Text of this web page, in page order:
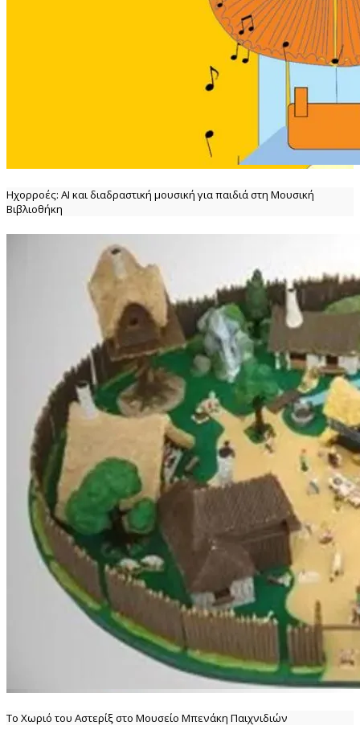
Ηχορροές: ΑΙ και διαδραστική μουσική για παιδιά στη Μουσική
Βιβλιοθήκη
Το Χωριό του Αστερίξ στο Μουσείο Μπενάκη Παιχνιδιών